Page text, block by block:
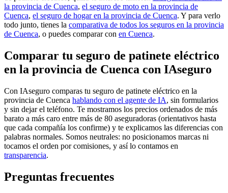
la provincia de Cuenca, el seguro de moto en la provincia de
Cuenca, el seguro de hogar en la provincia de Cuenca. Y para verlo
todo junto, tienes la comparativa de todos los seguros en la provincia
de Cuenca, o puedes comparar con en Cuenca.
Comparar tu seguro de patinete eléctrico
en la provincia de Cuenca con IAseguro
Con IAseguro comparas tu seguro de patinete eléctrico en la
provincia de Cuenca hablando con el agente de IA, sin formularios
y sin dejar el teléfono. Te mostramos los precios ordenados de más
barato a más caro entre más de 80 aseguradoras (orientativos hasta
que cada compañía los confirme) y te explicamos las diferencias con
palabras normales. Somos neutrales: no posicionamos marcas ni
tocamos el orden por comisiones, y así lo contamos en
transparencia.
Preguntas frecuentes